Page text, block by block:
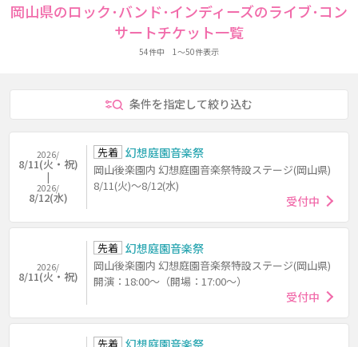
岡山県のロック･バンド･インディーズのライブ･コン
サートチケット一覧
54件中 1～50件表示
条件を指定して絞り込む
2026/
8/11(火・祝)
2026/
8/12(水)
先着 幻想庭園音楽祭
岡山後楽園内 幻想庭園音楽祭特設ステージ(岡山県)
8/11(火)～8/12(水)
受付中
2026/
8/11(火・祝)
先着 幻想庭園音楽祭
岡山後楽園内 幻想庭園音楽祭特設ステージ(岡山県)
開演：18:00～（開場：17:00～）
受付中
先着 幻想庭園音楽祭